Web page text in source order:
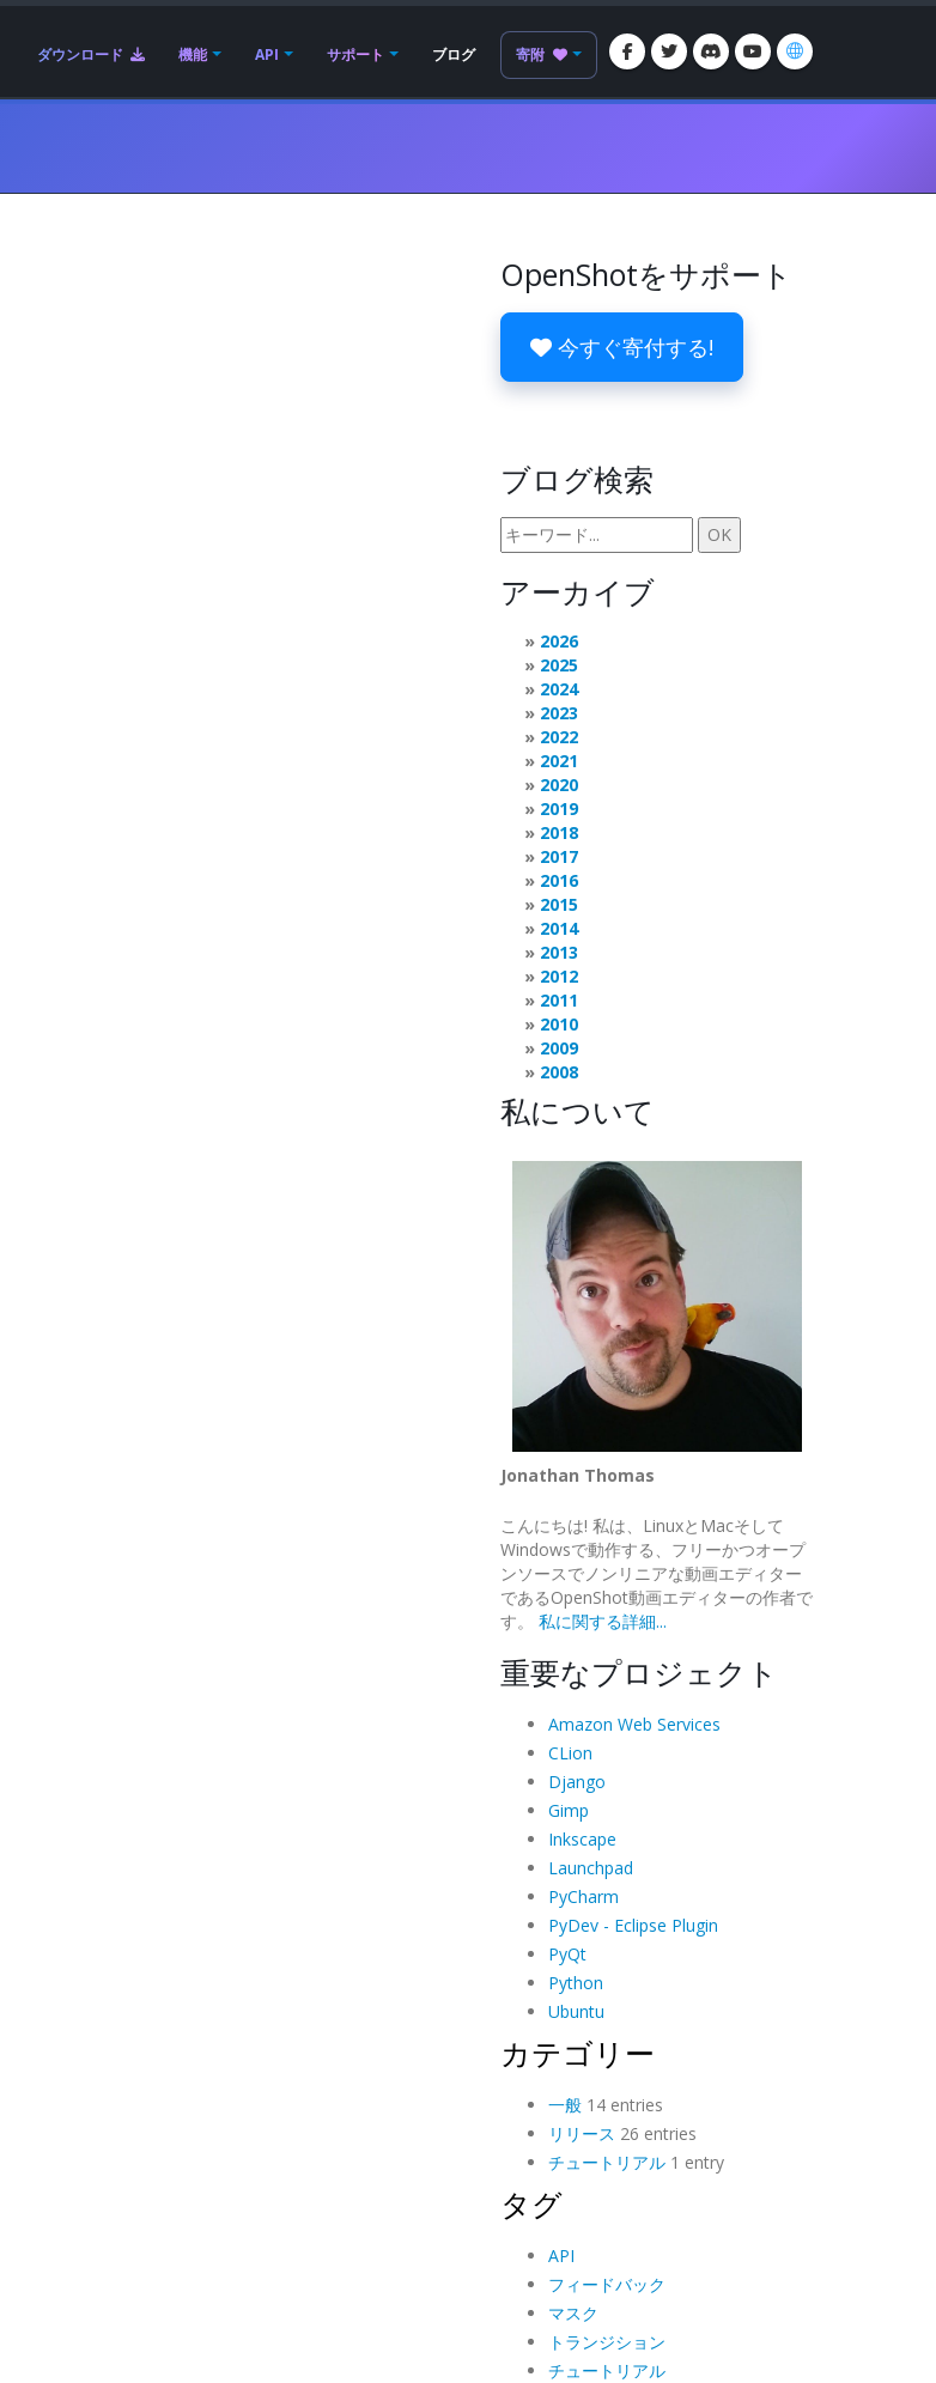
ダウンロード 機能 API サポート ブログ 寄附
OpenShotをサポート
今すぐ寄付する!
ブログ検索
アーカイブ
2026
2025
2024
2023
2022
2021
2020
2019
2018
2017
2016
2015
2014
2013
2012
2011
2010
2009
2008
私について
Jonathan Thomas
こんにちは! 私は、LinuxとMacそして
Windowsで動作する、フリーかつオープ
ンソースでノンリニアな動画エディター
であるOpenShot動画エディターの作者で
す。 私に関する詳細...
重要なプロジェクト
Amazon Web Services
CLion
Django
Gimp
Inkscape
Launchpad
PyCharm
PyDev - Eclipse Plugin
PyQt
Python
Ubuntu
カテゴリー
一般14 entries
リリース 26 entries
チュートリアル1 entry
タグ
API
フィードバック
マスク
トランジション
チュートリアル